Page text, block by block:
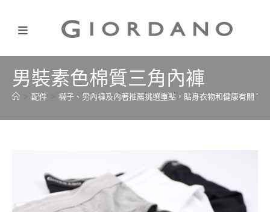
男裝素色棉質三角內褲
配件 襪子、男內褲及內著推薦挑選重點，貼身衣物和健康有關？